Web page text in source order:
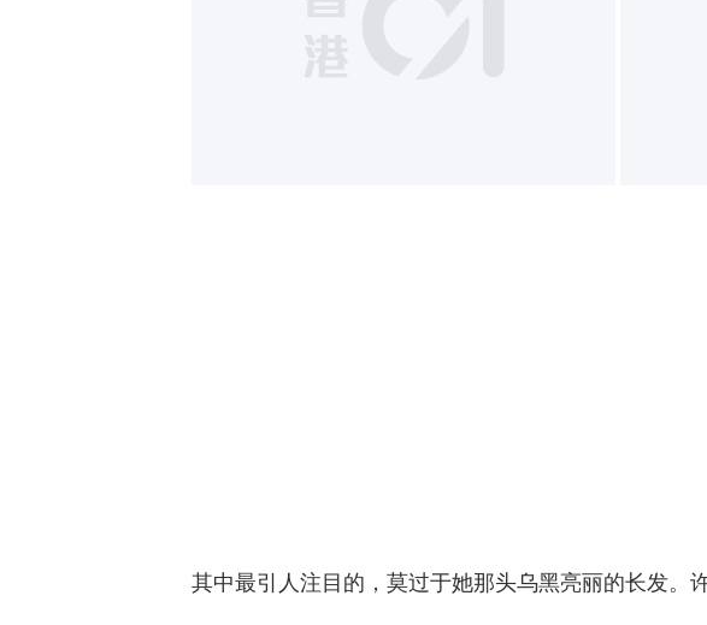
其中最引人注目的，莫过于她那头乌黑亮丽的长发。